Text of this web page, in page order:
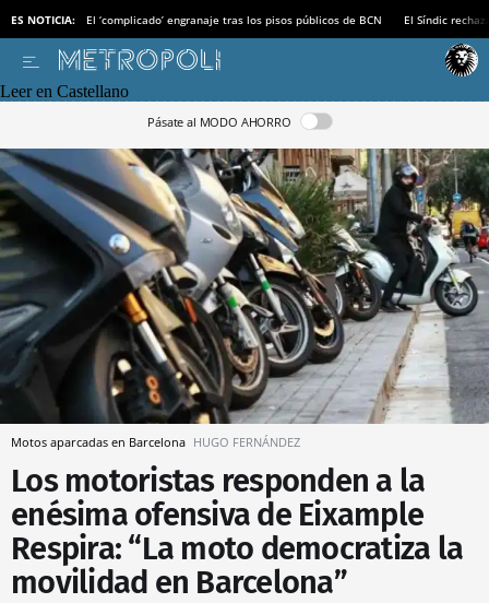
ES NOTICIA: El ‘complicado’ engranaje tras los pisos públicos de BCN El Síndic
Leer en Castellano
Pásate al MODO AHORRO
Motos aparcadas en Barcelona HUGO FERNÁNDEZ
Los motoristas responden a la
enésima ofensiva de Eixample
Respira: “La moto democratiza la
movilidad en Barcelona”